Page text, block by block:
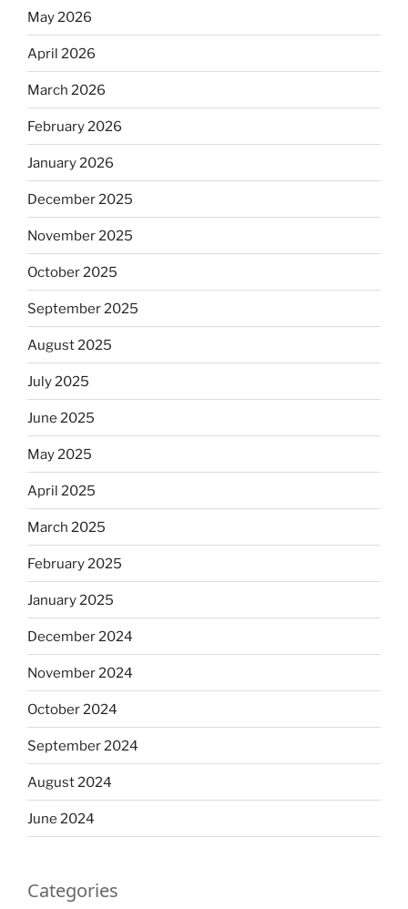
May 2026
April 2026
March 2026
February 2026
January 2026
December 2025
November 2025
October 2025
September 2025
August 2025
July 2025
June 2025
May 2025
April 2025
March 2025
February 2025
January 2025
December 2024
November 2024
October 2024
September 2024
August 2024
June 2024
Categories